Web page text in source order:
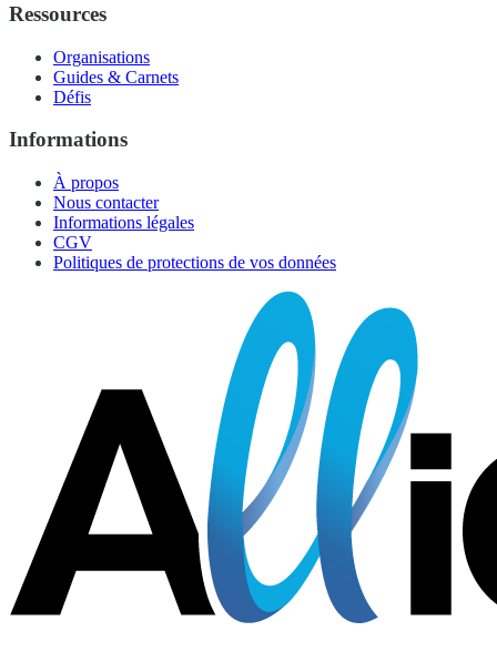
Ressources
Organisations
Guides & Carnets
Défis
Informations
À propos
Nous contacter
Informations légales
CGV
Politiques de protections de vos données